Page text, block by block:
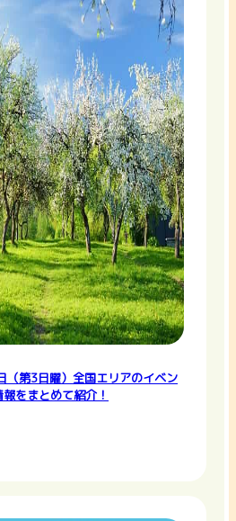
（第3日曜）全国エリアのイベン
をまとめて紹介！